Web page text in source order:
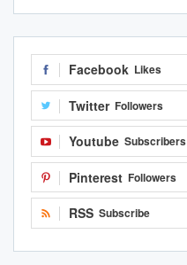
Facebook Likes
Twitter Followers
Youtube Subscribers
Pinterest Followers
RSS Subscribe